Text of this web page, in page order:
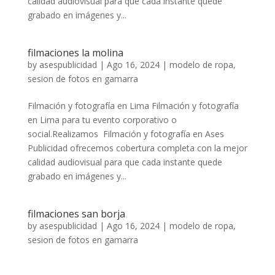
grabado en imágenes y...
filmaciones la molina
by asespublicidad | Ago 16, 2024| modelo de ropa,
sesion de fotos en gamarra
Filmación y fotografía en Lima Filmación y fotografía
en Lima para tu evento corporativo o
social.Realizamos Filmación y fotografía en Ases
Publicidad ofrecemos cobertura completa con la mejor
calidad audiovisual para que cada instante quede
grabado en imágenes y...
filmaciones san borja
by asespublicidad | Ago 16, 2024| modelo de ropa,
sesion de fotos en gamarra